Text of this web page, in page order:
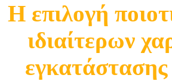
Η επιλογή
ιδιαίτερων
εγκατάστασης